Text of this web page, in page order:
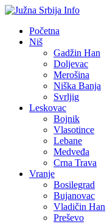
Početna
Niš
Gadžin Han
Doljevac
Merošina
Niška Banja
Svrljig
Leskovac
Bojnik
Vlasotince
Lebane
Medveđa
Crna Trava
Vranje
Bosilegrad
Bujanovac
Vladičin Han
Preševo